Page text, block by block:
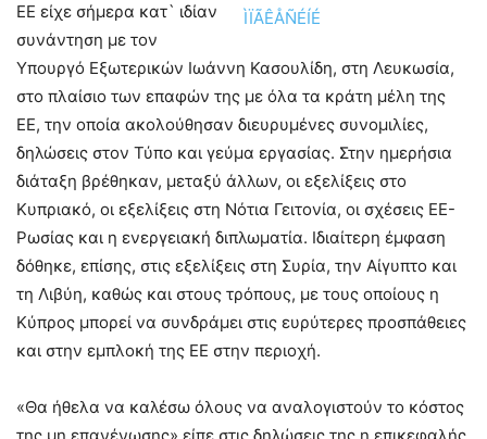
ΕΕ είχε σήμερα κατ` ιδίαν
συνάντηση με τον
Υπουργό Εξωτερικών Ιωάννη Κασουλίδη, στη Λευκωσία,
στο πλαίσιο των επαφών της με όλα τα κράτη μέλη της
ΕΕ, την οποία ακολούθησαν διευρυμένες συνομιλίες,
δηλώσεις στον Τύπο και γεύμα εργασίας. Στην ημερήσια
διάταξη βρέθηκαν, μεταξύ άλλων, οι εξελίξεις στο
Κυπριακό, οι εξελίξεις στη Νότια Γειτονία, οι σχέσεις ΕΕ-
Ρωσίας και η ενεργειακή διπλωματία. Ιδιαίτερη έμφαση
δόθηκε, επίσης, στις εξελίξεις στη Συρία, την Αίγυπτο και
τη Λιβύη, καθώς και στους τρόπους, με τους οποίους η
Κύπρος μπορεί να συνδράμει στις ευρύτερες προσπάθειες
και στην εμπλοκή της ΕΕ στην περιοχή.
«Θα ήθελα να καλέσω όλους να αναλογιστούν το κόστος